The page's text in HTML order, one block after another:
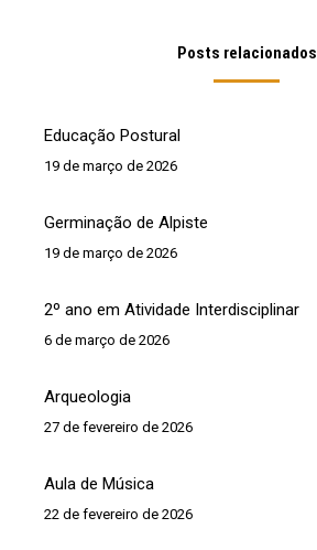
Posts relacionados
Educação Postural
19 de março de 2026
Germinação de Alpiste
19 de março de 2026
2º ano em Atividade Interdisciplinar
6 de março de 2026
Arqueologia
27 de fevereiro de 2026
Aula de Música
22 de fevereiro de 2026